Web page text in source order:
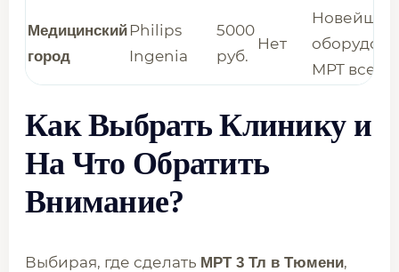
Медицинский
город
Philips
Ingenia
5000
руб.
Нет
Новейшее
МРТ всего
Как Выбрать Клинику и
На Что Обратить
Внимание?
Выбирая, где сделать МРТ 3 Тл в Тюмени,